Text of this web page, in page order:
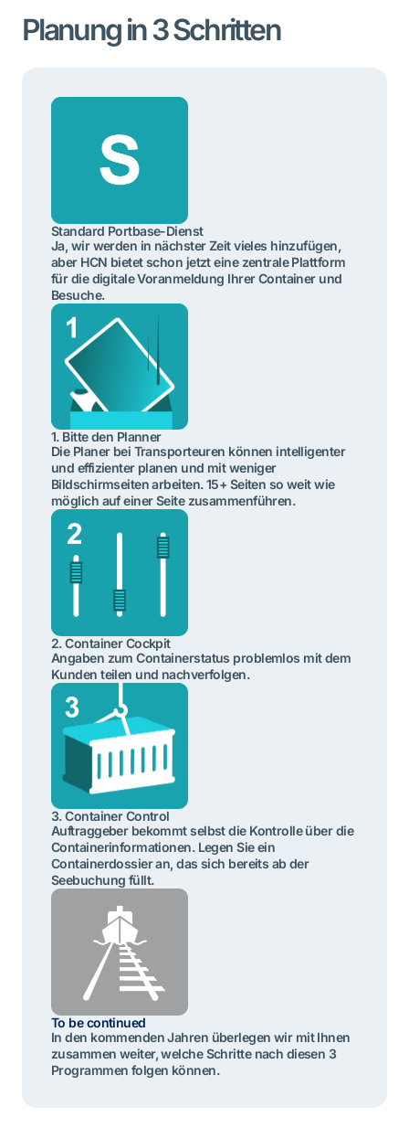
Planung in 3 Schritten
Standard Portbase-Dienst
Ja, wir werden in nächster Zeit vieles hinzufügen,
aber HCN bietet schon jetzt eine zentrale Plattform
für die digitale Voranmeldung Ihrer Container und
Besuche.
1. Bitte den Planner
Die Planer bei Transporteuren können intelligenter
und effizienter planen und mit weniger
Bildschirmseiten arbeiten. 15+ Seiten so weit wie
möglich auf einer Seite zusammenführen.
2. Container Cockpit
Angaben zum Containerstatus problemlos mit dem
Kunden teilen und nachverfolgen.
3. Container Control
Auftraggeber bekommt selbst die Kontrolle über die
Containerinformationen. Legen Sie ein
Containerdossier an, das sich bereits ab der
Seebuchung füllt.
To be continued
In den kommenden Jahren überlegen wir mit Ihnen
zusammen weiter, welche Schritte nach diesen 3
Programmen folgen können.